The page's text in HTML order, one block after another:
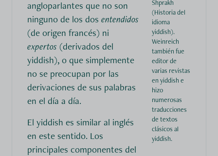
Shprakh
(Historia del
idioma
yiddish).
Weinreich
también fue
editor de
varias revistas
en yiddish e
hizo
numerosas
traducciones
de textos
clásicos al
yiddish.
angloparlantes que no son
ninguno de los dosentendidos
(de origen francés) ni
expertos (derivados del
yiddish), o que simplemente
no se preocupan por las
derivaciones de sus palabras
en el día a día.
El yiddish es similar al inglés
en este sentido. Los
principales componentes del